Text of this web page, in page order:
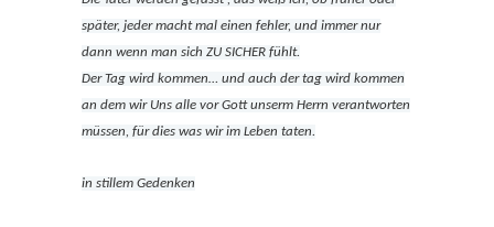
später, jeder macht mal einen fehler, und immer nur
dann wenn man sich ZU SICHER fühlt.
Der Tag wird kommen… und auch der tag wird kommen
an dem wir Uns alle vor Gott unserm Herrn verantworten
müssen, für dies was wir im Leben taten.
in stillem Gedenken